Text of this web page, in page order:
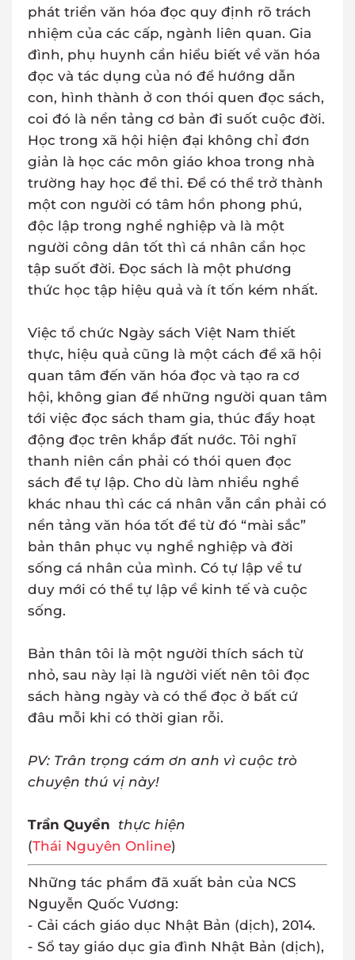
phát triển văn hóa đọc quy định rõ trách
nhiệm của các cấp, ngành liên quan. Gia
đình, phụ huynh cần hiểu biết về văn hóa
đọc và tác dụng của nó để hướng dẫn
con, hình thành ở con thói quen đọc sách,
coi đó là nền tảng cơ bản đi suốt cuộc đời.
Học trong xã hội hiện đại không chỉ đơn
giản là học các môn giáo khoa trong nhà
trường hay học để thi. Để có thể trở thành
một con người có tâm hồn phong phú,
độc lập trong nghề nghiệp và là một
người công dân tốt thì cá nhân cần học
tập suốt đời. Đọc sách là một phương
thức học tập hiệu quả và ít tốn kém nhất.
Việc tổ chức Ngày sách Việt Nam thiết
thực, hiệu quả cũng là một cách để xã hội
quan tâm đến văn hóa đọc và tạo ra cơ
hội, không gian để những người quan tâm
tới việc đọc sách tham gia, thúc đẩy hoạt
động đọc trên khắp đất nước. Tôi nghĩ
thanh niên cần phải có thói quen đọc
sách để tự lập. Cho dù làm nhiều nghề
khác nhau thì các cá nhân vẫn cần phải có
nền tảng văn hóa tốt để từ đó “mài sắc”
bản thân phục vụ nghề nghiệp và đời
sống cá nhân của mình. Có tự lập về tư
duy mới có thể tự lập về kinh tế và cuộc
sống.
Bản thân tôi là một người thích sách từ
nhỏ, sau này lại là người viết nên tôi đọc
sách hàng ngày và có thể đọc ở bất cứ
đâu mỗi khi có thời gian rỗi.
PV: Trân trọng cám ơn anh vì cuộc trò
chuyện thú vị này!
Trần Quyền thực hiện
(Thái Nguyên Online)
Những tác phẩm đã xuất bản của NCS
Nguyễn Quốc Vương:
- Cải cách giáo dục Nhật Bản (dịch), 2014.
- Sổ tay giáo dục gia đình Nhật Bản (dịch),